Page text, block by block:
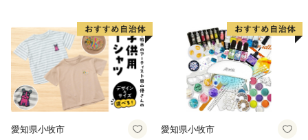
個人情報を提供する際は、必要最低限の情報のみとし、
個人情報保護に万全を期します。
■お問い合わせ先
台東区ふるさと納税サポート室
(営業時間：９時～１８時 ※土・日・祝、年末年始
は除く。)
愛知県小牧市 愛知県小牧市